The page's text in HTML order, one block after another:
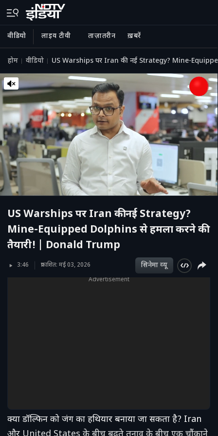
वीडियो लाइव टीवी ताज़ातरीन ख़बरें
होम वीडियो US Warships पर Iran की नई Strategy? Mine-
US Warships पर Iran की नई Strategy?
Mine-Equipped Dolphins से हमला करने की
तैयारी! | Donald Trump
3:46 प्रकाशित: मई 03, 2026 सिनेमा व्‍यू
Advertisement
क्या डॉल्फिन को जंग का हथियार बनाया जा सकता है? Iran